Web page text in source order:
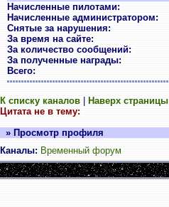
Начисленные пилотами:
Начисленные администратором:
Снятые за нарушения:
За время на сайте:
За количество сообщений:
За полученные награды:
Всего:
К списку каналов
Наверх страницы
Цитата не в тему:
» Просмотр профиля
Каналы: Временный форум